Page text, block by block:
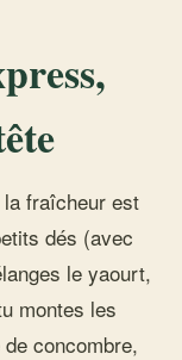
la fraîcheur est
dés (avec
le yaourt,
montes les
concombre,